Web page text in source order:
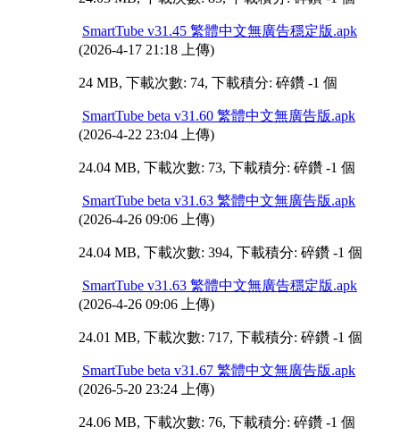
SmartTube v31.45 繁體中文無廣告穩定版.apk
(2026-4-17 21:18 上傳)
24 MB, 下載次數: 74, 下載積分: 碎鑽 -1 個
SmartTube beta v31.60 繁體中文無廣告版.apk
(2026-4-22 23:04 上傳)
24.04 MB, 下載次數: 73, 下載積分: 碎鑽 -1 個
SmartTube beta v31.63 繁體中文無廣告版.apk
(2026-4-26 09:06 上傳)
24.04 MB, 下載次數: 394, 下載積分: 碎鑽 -1 個
SmartTube v31.63 繁體中文無廣告穩定版.apk
(2026-4-26 09:06 上傳)
24.01 MB, 下載次數: 717, 下載積分: 碎鑽 -1 個
SmartTube beta v31.67 繁體中文無廣告版.apk
(2026-5-20 23:24 上傳)
24.06 MB, 下載次數: 76, 下載積分: 碎鑽 -1 個